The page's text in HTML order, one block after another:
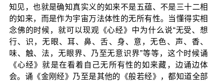
知见，也就是确知真实义的如来不是五蕴、不是三十二相
的如来，而是作为宇宙万法体性的无所有性。当懂得实相
念佛的时候，就可以现观《心经》中为什么说“无受、想
行、识，无眼、耳、鼻、舌、身、意，无色、声、香、
味、触、法，无眼界、乃至无意识界”等等，这个时候诵
《心经》就是在看着自己无所有性的如来藏，边诵边体
会。诵《金刚经》乃至是其他的《般若经》，都知道全部